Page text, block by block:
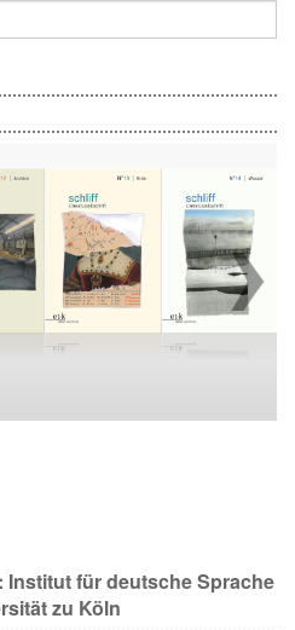
Institut für deutsche Sprache
zu Köln